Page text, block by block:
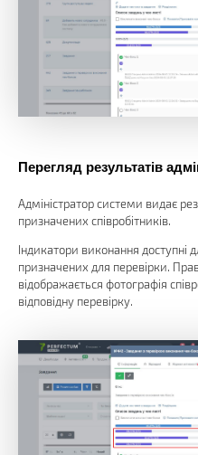
Перегляд результатів
Адміністратор системи видає
призначених співробітників.
Індикатори виконання доступні
призначених для перевірки.
відображається фотографія
відповідну перевірку.